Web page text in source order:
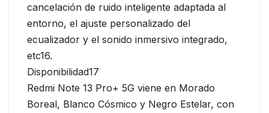
cancelación de ruido inteligente adaptada al
entorno, el ajuste personalizado del
ecualizador y el sonido inmersivo integrado,
etc16.
Disponibilidad17
Redmi Note 13 Pro+ 5G viene en Morado
Boreal, Blanco Cósmico y Negro Estelar, con